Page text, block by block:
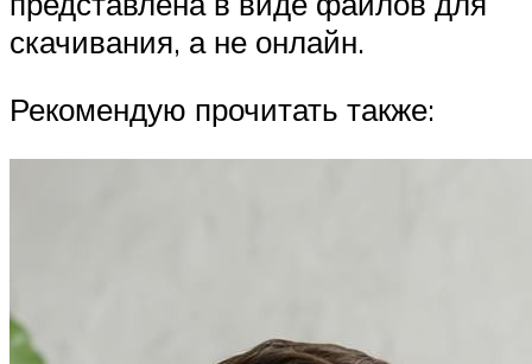
скачивания, а не онлайн.
Рекомендую прочитать также: